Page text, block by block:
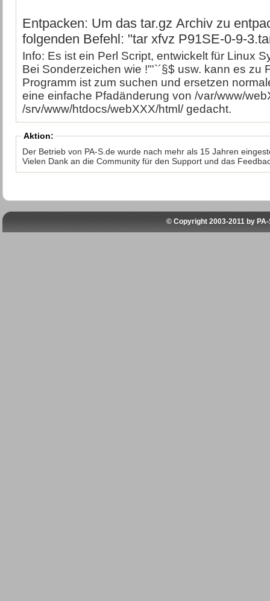
Entpacken: Um das tar.gz Archiv zu
folgenden Befehl: "tar xfvz P91SE-0-9-
Info: Es ist ein Perl Script, entwickelt für Linux
Bei Sonderzeichen wie !"'`´§$ usw. kann es zu
Programm ist zum suchen und ersetzen
eine einfache Pfadänderung von /var/www/
/srv/www/htdocs/webXXX/html/ gedacht.
Aktion:
Der Betrieb von PA-S.de wurde nach mehr als 15 Jahren
Vielen Dank an die Community für den Support und das
© Copyright 2003-2011 by